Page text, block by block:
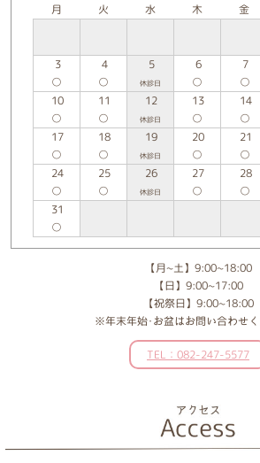
月 火 水 木 金
3
○
4
○
5
休診日
6
○
7
○
10
○
11
○
12
休診日
13
○
14
○
17
○
18
○
19
休診日
20
○
21
○
24
○
25
○
26
休診日
27
○
28
○
31
○
【月~土】9:00~18:00
【日】9:00~17:00
【祝祭日】9:00~18:00
※年末年始･お盆はお問い合わせく
TEL：082-247-5577